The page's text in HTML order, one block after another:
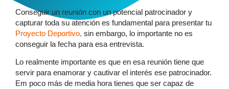
Conseguir un reunión con un potencial patrocinador y
capturar toda su atención es fundamental para presentar tu
Proyecto Deportivo, sin embargo, lo importante no es
conseguir la fecha para esa entrevista.
Lo realmente importante es que en esa reunión tiene que
servir para enamorar y cautivar el interés ese patrocinador.
Em poco más de media hora tienes que ser capaz de